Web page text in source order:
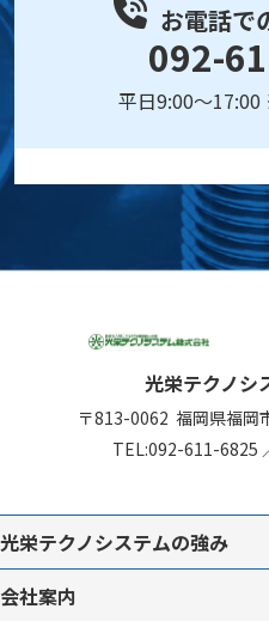
お電話で
092-
平日9:00～
光栄テクノシ
〒813-0062 福岡県福岡
TEL:092-611-6825
光栄テクノシステムの強み
会社案内